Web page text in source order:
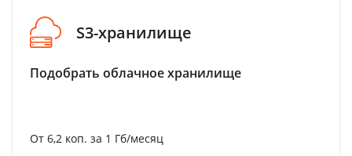
S3-хранилище
Подобрать облачное хранилище
От 6,2 коп. за 1 Гб/месяц